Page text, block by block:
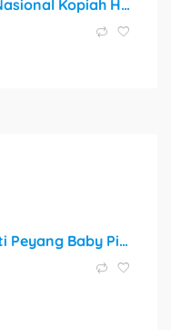
Peci Songkok Nasional Kopiah Hitam Polos Pria – Nyaman & Berkualitas
Bantal Bayi Anti Peyang Baby Pillow Original Isi Kulit Kacang Hijau